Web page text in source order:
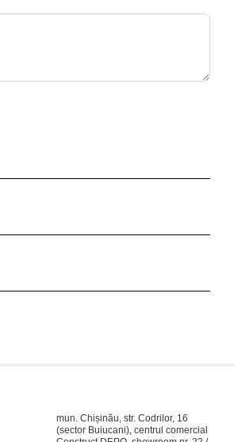
mun. Chișinău, str. Codrilor, 16
(sector Buiucani), centrul comercial